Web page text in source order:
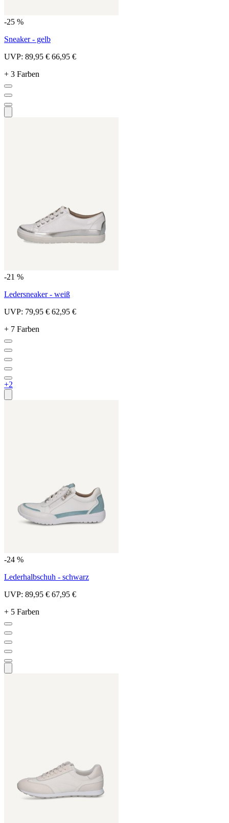
-25 %
Sneaker - gelb
UVP: 89,95 € 66,95 €
+ 3 Farben
-21 %
Ledersneaker - weiß
UVP: 79,95 € 62,95 €
+ 7 Farben
+2
-24 %
Lederhalbschuh - schwarz
UVP: 89,95 € 67,95 €
+ 5 Farben